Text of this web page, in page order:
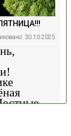
30.10.2025